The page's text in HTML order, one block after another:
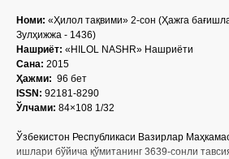
Номи: «Ҳилол тақвими» 2-сон (Ҳажга
Зулҳижжа - 1436)
Нашриёт: «HILOL NASHR» Нашриёти
Сана: 2015
Ҳажми: 96 бет
ISSN: 92181-8290
Ўлчами: 84×108 1/32
Ўзбекистон Республикаси Вазирлар
ишлари бўйича қўмитанинг 3639-сонли